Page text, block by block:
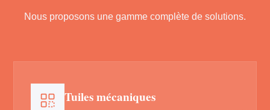
Nous proposons une gamme complète de solutions.
Tuiles mécaniques